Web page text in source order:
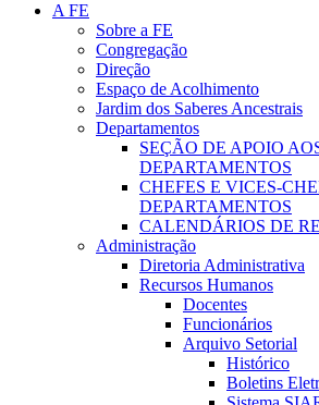
A FE
Sobre a FE
Congregação
Direção
Espaço de Acolhimento
Jardim dos Saberes Ancestrais
Departamentos
SEÇÃO DE APOIO
DEPARTAMENTOS
CHEFES E VICES-
DEPARTAMENTOS
CALENDÁRIOS DE
Administração
Diretoria Administrativa
Recursos Humanos
Docentes
Funcionários
Arquivo Setorial
Histórico
Boletins